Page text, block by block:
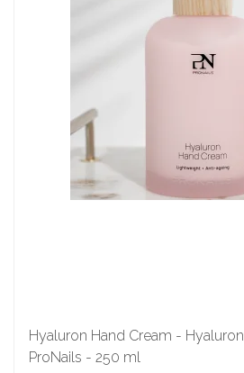
Hyaluron Hand Cream -
ProNails - 250 ml